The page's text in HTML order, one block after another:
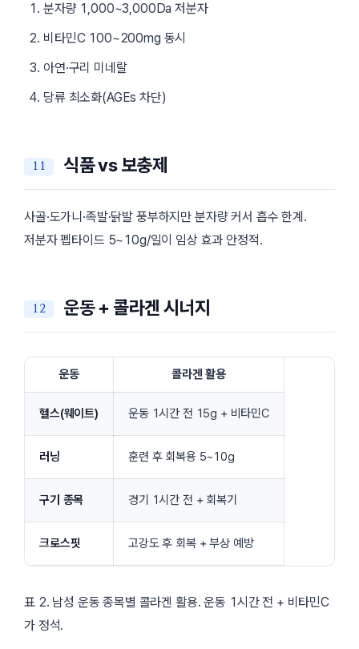
분자량 1,000~3,000Da 저분자
비타민C 100~200mg 동시
아연·구리 미네랄
당류 최소화(AGEs 차단)
식품 vs 보충제
사골·도가니·족발·닭발 풍부하지만 분자량 커서 흡수 한계.
저분자 펩타이드 5~10g/일이 임상 효과 안정적.
운동 + 콜라겐 시너지
운동 콜라겐 활용
헬스(웨이트) 운동 1시간 전 15g + 비타민C
러닝 훈련 후 회복용 5~10g
구기 종목 경기 1시간 전 + 회복기
크로스핏 고강도 후 회복 + 부상 예방
표 2. 남성 운동 종목별 콜라겐 활용. 운동 1시간 전 + 비타민C
가 정석.